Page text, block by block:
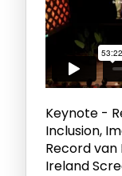
Keynote -
Inclusion,
Record
Ireland